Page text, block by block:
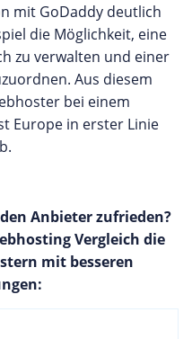
mit GoDaddy deutlich
die Möglichkeit, eine
zu verwalten und einer
Aus diesem
bei einem
Europe in erster Linie
Anbieter zufrieden?
Vergleich die
mit besseren